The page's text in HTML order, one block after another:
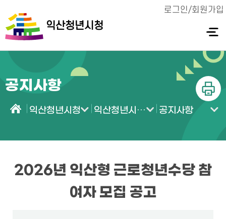
익산청년시청
로그인/회원가입
전체메
뉴 열기
공지사항
인쇄
익산청년시청 익산청년시청 소식 공지사항
2026년 익산형 근로청년수당 참
여자 모집 공고